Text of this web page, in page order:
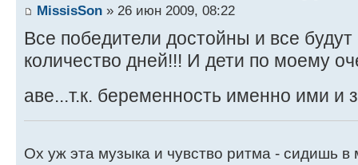
MissisSon » 26 июн 2009, 08:22
Все победители достойны и все
количество дней!!! И дети по моему
аве...т.к. беременность именно ими и
Ох уж эта музыка и чувство ритма - сидишь